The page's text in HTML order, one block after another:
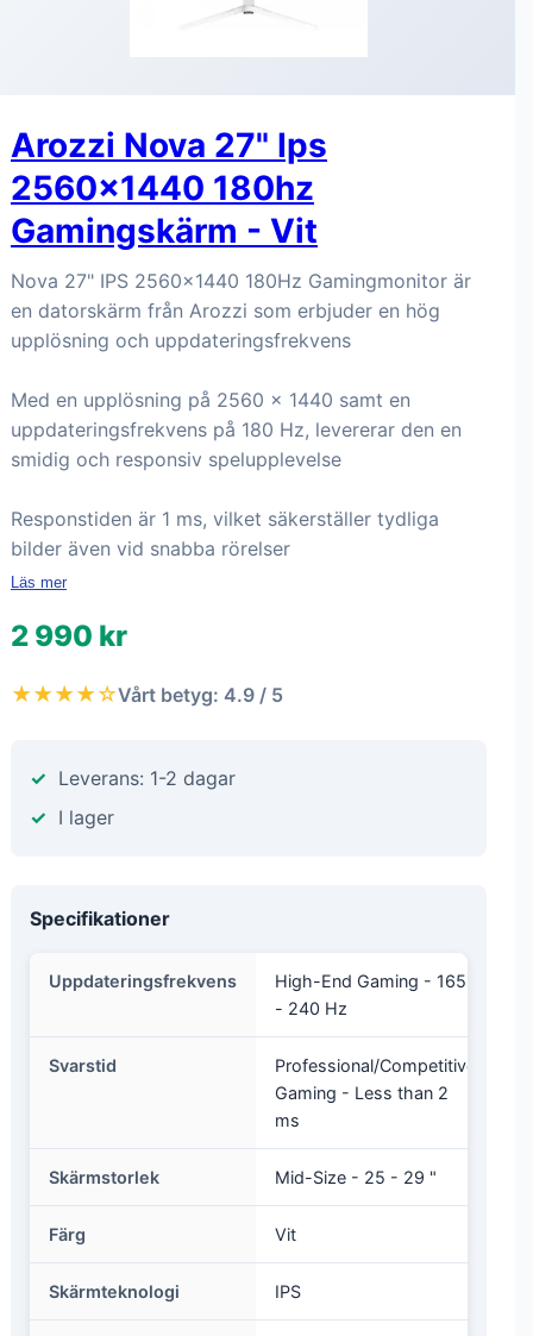
Arozzi Nova 27" Ips
2560x1440 180hz
Gamingskärm - Vit
Nova 27" IPS 2560x1440 180Hz Gamingmonitor är
en datorskärm från Arozzi som erbjuder en hög
upplösning och uppdateringsfrekvens
Med en upplösning på 2560 x 1440 samt en
uppdateringsfrekvens på 180 Hz, levererar den en
smidig och responsiv spelupplevelse
Responstiden är 1 ms, vilket säkerställer tydliga
bilder även vid snabba rörelser
Läs mer
2 990 kr
★★★★☆Vårt betyg: 4.9 / 5
Leverans: 1-2 dagar
I lager
Specifikationer
Uppdateringsfrekvens
High-End Gaming - 165
- 240 Hz
Svarstid
Professional/Competitive
Gaming - Less than 2
ms
Skärmstorlek Mid-Size - 25 - 29 "
Färg Vit
Skärmteknologi IPS